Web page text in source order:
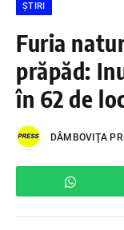
ȘTIRI
Furia
prăpăd:
în 62 de
DÂMBOVIŢA